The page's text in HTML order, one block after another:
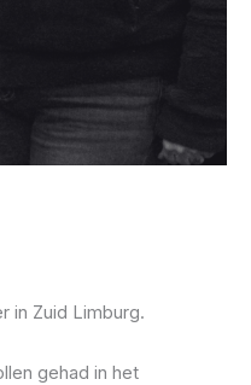
in Zuid Limburg.
gehad in het